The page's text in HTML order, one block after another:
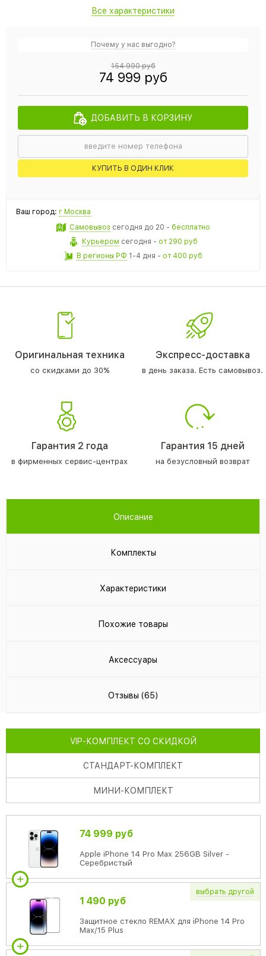
Все характеристики
Почему у нас выгодно?
154 990 руб
74 999 руб
ДОБАВИТЬ В КОРЗИНУ
КУПИТЬ В ОДИН КЛИК
Ваш город: г Москва
Самовывоз сегодня до 20 - бесплатно
Курьером сегодня - от 290 руб
В регионы РФ 1-4 дня - от 400 руб
Оригинальная техника
со скидками до 30%
Экспресс-доставка
в день заказа. Есть самовывоз.
Гарантия 2 года
в фирменных сервис-центрах
Гарантия 15 дней
на безусловный возврат
Описание
Комплекты
Характеристики
Похожие товары
Аксессуары
Отзывы (65)
VIP-КОМПЛЕКТ СО СКИДКОЙ
СТАНДАРТ-КОМПЛЕКТ
МИНИ-КОМПЛЕКТ
74 999 руб
Apple iPhone 14 Pro Max 256GB Silver -
Серебристый
выбрать другой
1 490 руб
Защитное стекло REMAX для iPhone 14 Pro
Max/15 Plus